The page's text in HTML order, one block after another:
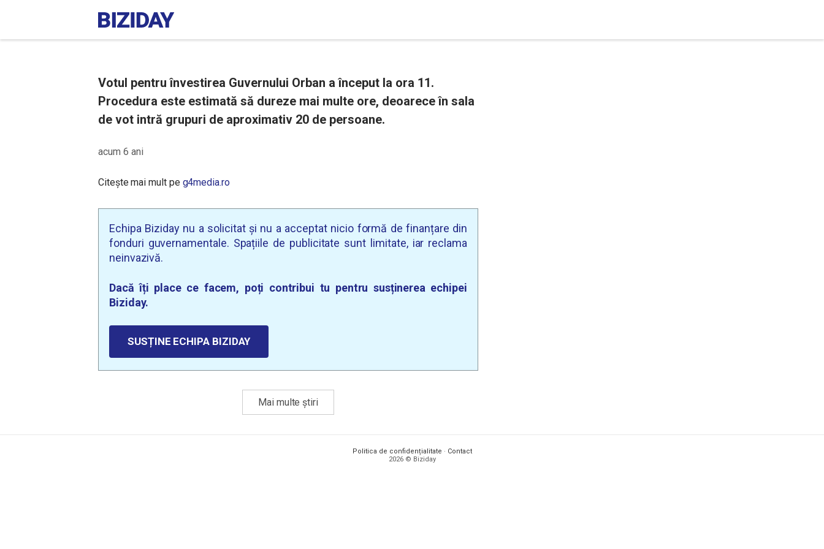
Votul pentru învestirea Guvernului Orban a început la ora 11.
Procedura este estimată să dureze mai multe ore, deoarece în sala
de vot intră grupuri de aproximativ 20 de persoane.
acum 6 ani
Citește mai mult pe g4media.ro
Echipa Biziday nu a solicitat și nu a acceptat nicio formă de finanțare din
fonduri guvernamentale. Spațiile de publicitate sunt limitate, iar reclama
neinvazivă.
Dacă îți place ce facem, poți contribui tu pentru susținerea echipei
Biziday.
SUSȚINE ECHIPA BIZIDAY
Mai multe știri
Politica de confidențialitate · Contact
2026 © Biziday